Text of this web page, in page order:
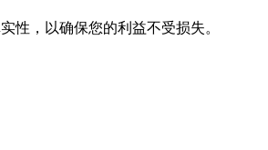
性，以确保您的利益不受损失。